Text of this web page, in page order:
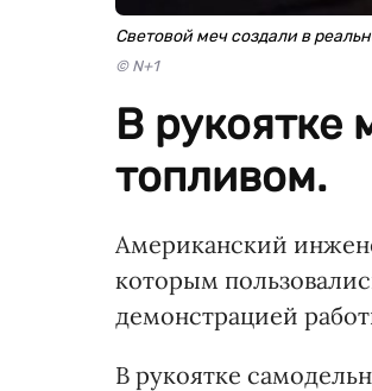
Световой меч создали в
© N+1
В рукоятке
топливом.
Американский
которым
демонстрацией
В рукоятке